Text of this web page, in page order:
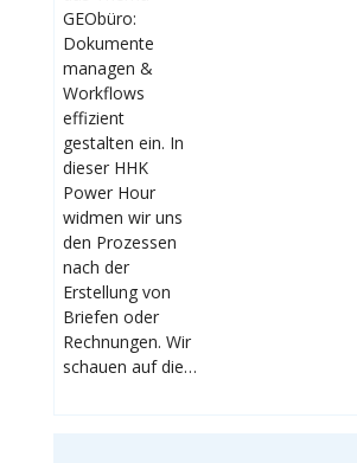
GEObüro:
Dokumente
managen &
Workflows
effizient
gestalten ein. In
dieser HHK
Power Hour
widmen wir uns
den Prozessen
nach der
Erstellung von
Briefen oder
Rechnungen. Wir
schauen auf die…